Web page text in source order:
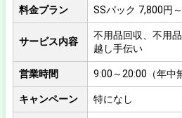
料金プラン SSパック 7,800円～
サービス内容
不用品回収、不用
越し手伝い
営業時間 9:00～20:00（年中
キャンペーン 特になし